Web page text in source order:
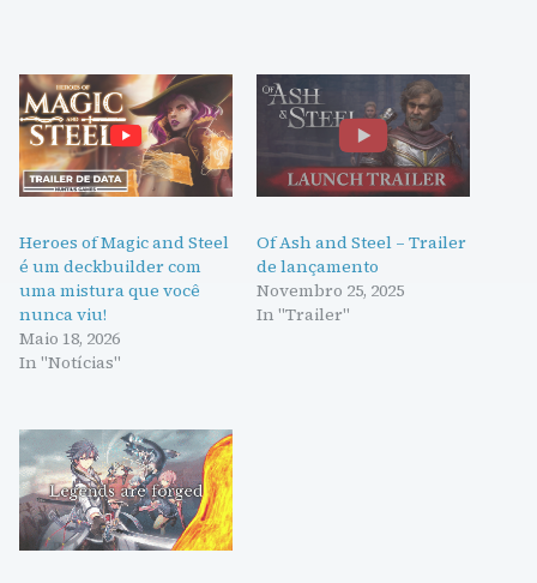
Heroes of Magic and Steel
é um deckbuilder com
uma mistura que você
nunca viu!
Maio 18, 2026
In "Notícias"
Of Ash and Steel – Trailer
de lançamento
Novembro 25, 2025
In "Trailer"